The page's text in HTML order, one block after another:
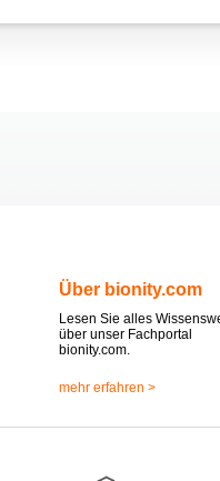
Über bionity.com
Lesen Sie alles
über unser Fachportal
bionity.com.
mehr erfahren >